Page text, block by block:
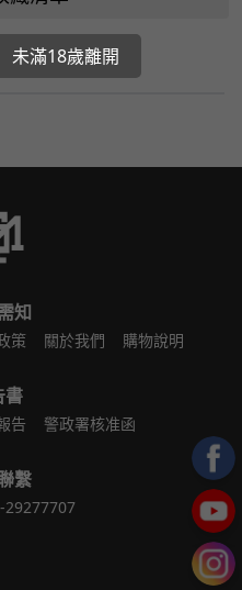
知
策 關於我們 購物說明
書
告 警政署核准函
繫
29277707
未滿18歲離開